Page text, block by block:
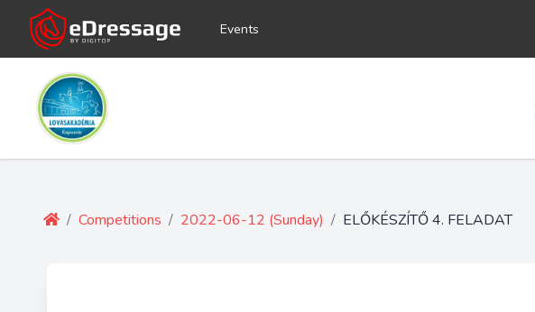
Events
/ Competitions / 2022-06-12 (Sunday) / ELŐKÉSZÍTŐ 4. FELADAT